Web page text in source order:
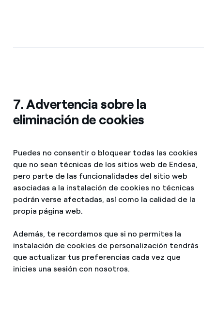
7. Advertencia sobre la
eliminación de cookies
Puedes no consentir o bloquear todas las cookies
que no sean técnicas de los sitios web de Endesa,
pero parte de las funcionalidades del sitio web
asociadas a la instalación de cookies no técnicas
podrán verse afectadas, así como la calidad de la
propia página web.
Además, te recordamos que si no permites la
instalación de cookies de personalización tendrás
que actualizar tus preferencias cada vez que
inicies una sesión con nosotros.